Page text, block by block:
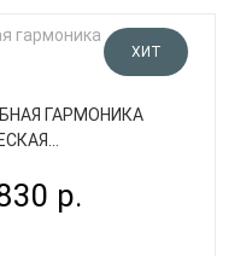
ХИТ
ГАРМОНИКА
р.